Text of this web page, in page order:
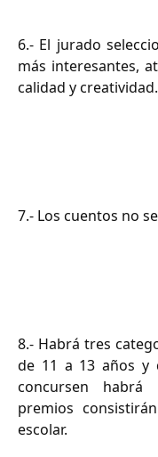
6.- El jurado
más interesantes,
calidad y creatividad.
7.- Los cuentos no
8.- Habrá tres
de 11 a 13 años y
concursen habrá
premios
escolar.